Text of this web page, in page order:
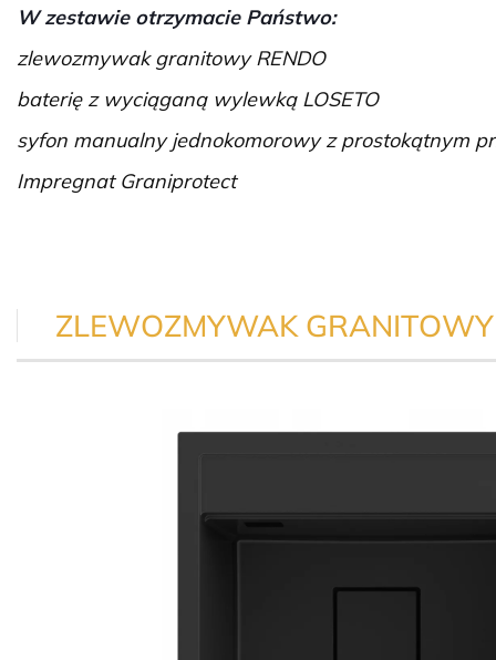
W zestawie otrzymacie Państwo:
zlewozmywak granitowy RENDO
baterię z wyciąganą wylewką LOSETO
syfon manualny jednokomorowy z prostokątnym
Impregnat Graniprotect
ZLEWOZMYWAK